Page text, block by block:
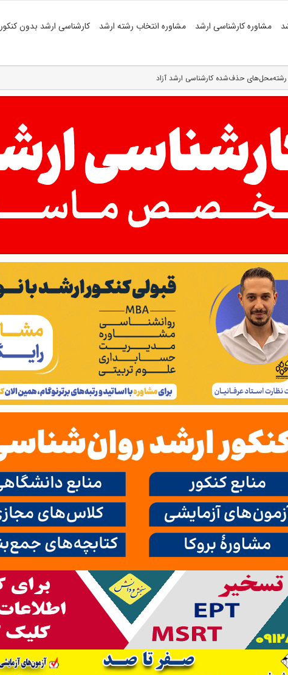
مشاوره کارشناسی ارشد مشاوره انتخاب رشته ارشد کارشناسی ارشد بدون کنکور
رشته‌محل‌های حذف‌شده کارشناسی ارشد آزاد